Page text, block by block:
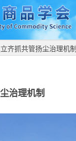
齐抓共管扬尘治理机制
治理机制